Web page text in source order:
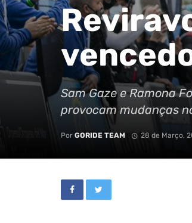
Sam Gaze e Ramona
provocam mudanças
Por GORIDE TEAM 28 de Março,